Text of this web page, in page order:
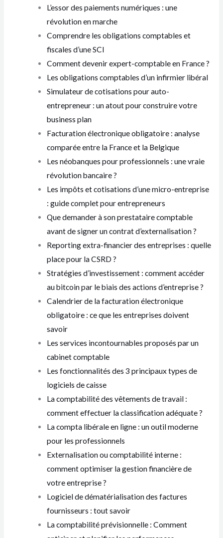
L’essor des paiements numériques : une
révolution en marche
Comprendre les obligations comptables et
fiscales d’une SCI
Comment devenir expert-comptable en France ?
Les obligations comptables d’un infirmier libéral
Simulateur de cotisations pour auto-
entrepreneur : un atout pour construire votre
business plan
Facturation électronique obligatoire : analyse
comparée entre la France et la Belgique
Les néobanques pour professionnels : une vraie
révolution bancaire ?
Les impôts et cotisations d’une micro-entreprise
: guide complet pour entrepreneurs
Que demander à son prestataire comptable
avant de signer un contrat d’externalisation ?
Reporting extra-financier des entreprises : quelle
place pour la CSRD ?
Stratégies d’investissement : comment accéder
au bitcoin par le biais des actions d’entreprise ?
Calendrier de la facturation électronique
obligatoire : ce que les entreprises doivent
savoir
Les services incontournables proposés par un
cabinet comptable
Les fonctionnalités des 3 principaux types de
logiciels de caisse
La comptabilité des vêtements de travail :
comment effectuer la classification adéquate ?
La compta libérale en ligne : un outil moderne
pour les professionnels
Externalisation ou comptabilité interne :
comment optimiser la gestion financière de
votre entreprise ?
Logiciel de dématérialisation des factures
fournisseurs : tout savoir
La comptabilité prévisionnelle : Comment